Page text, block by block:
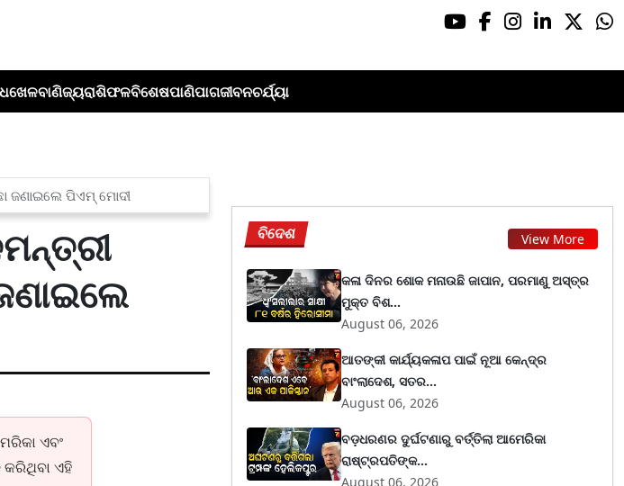
ଖେଳବାଣିଜ୍ୟରାଶିଫଳବିଶେଷପାଣିପାଗଜୀବନଚର୍ଯ୍ୟା
ଜଣାଇଲେ ପିଏମ୍ ମୋଦୀ
ଏବଂ
କରିଥିବା ଏହି
ବିଦେଶ View More
କଳା ଦିନର ଶୋକ ମନାଉଛି ଜାପାନ, ପରମାଣୁ ଅସ୍ତ୍ର
ମୁକ୍ତ ବିଶ...
August 06, 2026
ଆତଙ୍କୀ କାର୍ଯ୍ୟକଳାପ ପାଇଁ ନୂଆ କେନ୍ଦ୍ର
ବାଂଲାଦେଶ, ସତର...
August 06, 2026
ବଡ଼ଧରଣର ଦୁର୍ଘଟଣାରୁ ବର୍ତ୍ତିଲା ଆମେରିକା
ରାଷ୍ଟ୍ରପତିଙ୍କ...
August 06, 2026